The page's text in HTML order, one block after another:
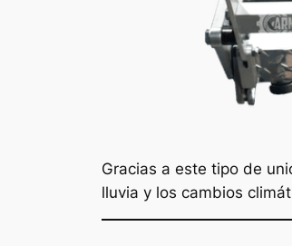
Gracias a este tipo de
lluvia y los cambios